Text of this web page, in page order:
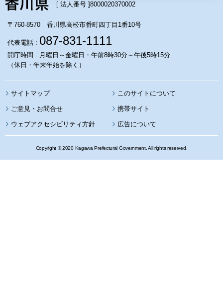
[ 法人番号 ]8000020370002
〒760-8570 香川県高松市番町四丁目1番10号
代表電話 : 087-831-1111
開庁時間 : 月曜日～金曜日・午前8時30分～午後5時15分
（休日・年末年始を除く）
サイトマップ このサイトについて
携帯サイト
ウェブアクセシビリティ方針 広告について
Copyright © 2020 Kagawa Prefectural Government. All rights reserved.